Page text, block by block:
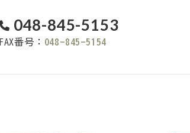
048-845-5153
FAX番号： 048-845-5154